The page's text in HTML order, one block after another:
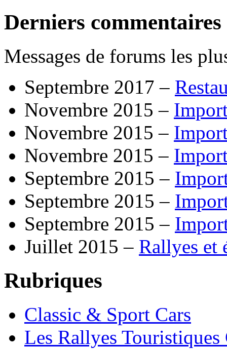
Derniers commentaires
Messages de forums les
Septembre 2017 –
Novembre 2015 –
Novembre 2015 –
Novembre 2015 –
Septembre 2015 –
Septembre 2015 –
Septembre 2015 –
Juillet 2015 – Rallyes et
Rubriques
Classic & Sport Cars
Les Rallyes